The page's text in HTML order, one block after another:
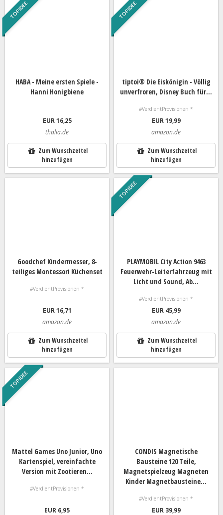
TOP IDEE
HABA - Meine ersten Spiele -
Hanni Honigbiene
EUR 16,25
thalia.de
Zum Wunschzettel
hinzufügen
TOP IDEE
tiptoi® Die Eiskönigin - Völlig
unverfroren, Disney Buch für...
#VerdientProvisionen *
EUR 19,99
amazon.de
Zum Wunschzettel
hinzufügen
Goodchef Kindermesser, 8-
teiliges Montessori Küchenset
#VerdientProvisionen *
EUR 16,71
amazon.de
Zum Wunschzettel
hinzufügen
TOP IDEE
PLAYMOBIL City Action 9463
Feuerwehr-Leiterfahrzeug mit
Licht und Sound, Ab...
#VerdientProvisionen *
EUR 45,99
amazon.de
Zum Wunschzettel
hinzufügen
TOP IDEE
Mattel Games Uno Junior, Uno
Kartenspiel, vereinfachte
Version mit Zootieren...
#VerdientProvisionen *
EUR 6,95
CONDIS Magnetische
Bausteine 120 Teile,
Magnetspielzeug Magneten
Kinder Magnetbausteine...
#VerdientProvisionen *
EUR 39,99